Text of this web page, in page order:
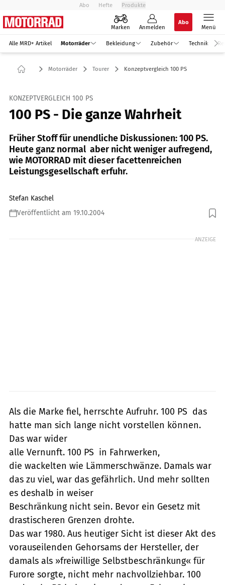
Abo Hefte Produkte
Marken Anmelden
Abo
Menü
Alle MRD+ Artikel Motorräder Bekleidung Zubehör Technik
Motorräder Tourer Konzeptvergleich 100 PS
KONZEPTVERGLEICH 100 PS
100 PS - Die ganze Wahrheit
Früher Stoff für unendliche Diskussionen: 100 PS.
Heute ganz normal  aber nicht weniger aufregend,
wie MOTORRAD mit dieser facettenreichen
Leistungsgesellschaft erfuhr.
Stefan Kaschel
Veröffentlicht am 19.10.2004
Foto: Fotos: fact
ANZEIGE
Als die Marke fiel, herrschte Aufruhr. 100 PS  das
hatte man sich lange nicht vorstellen können.
Das war wider
alle Vernunft. 100 PS  in Fahrwerken,
die wackelten wie Lämmerschwänze. Damals war
das zu viel, war das gefährlich. Und mehr sollten
es deshalb in weiser
Beschränkung nicht sein. Bevor ein Gesetz mit
drastischeren Grenzen drohte.
Das war 1980. Aus heutiger Sicht ist dieser Akt des
vorauseilenden Gehorsams der Hersteller, der
damals als »freiwillige Selbstbeschränkung« für
Furore sorgte, nicht mehr nachvollziehbar. 100